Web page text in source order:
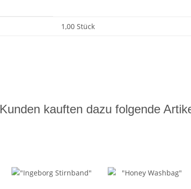
1,00 Stück
Kunden kauften dazu folgende